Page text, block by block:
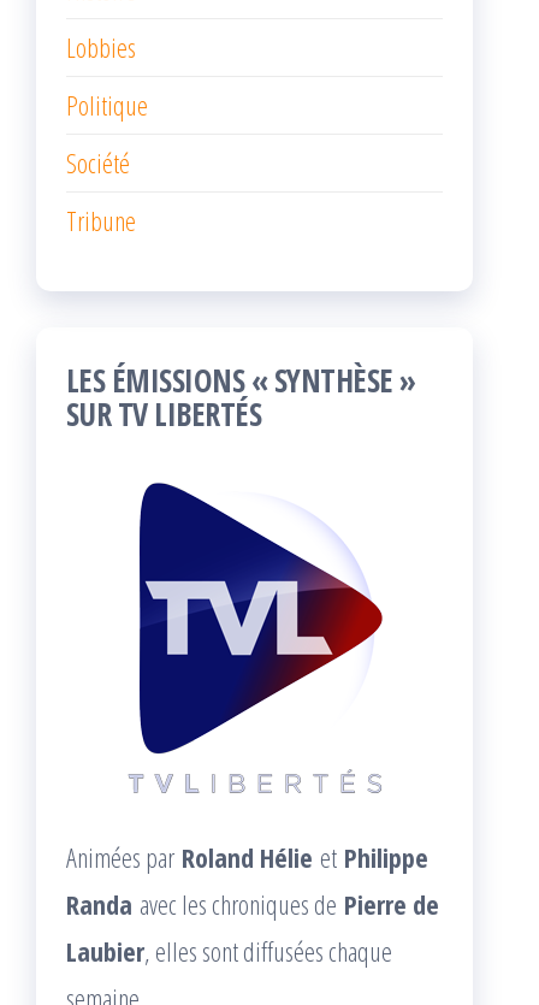
Lobbies
Politique
Société
Tribune
LES ÉMISSIONS « SYNTHÈSE »
SUR TV LIBERTÉS
Animées par Roland Hélie et Philippe
Randa avec les chroniques de Pierre de
Laubier, elles sont diffusées chaque